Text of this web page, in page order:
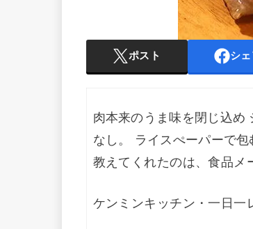
ポスト シ
肉本来のうま味を閉じ込め
なし。 ライスぺーパーで包
教えてくれたのは、食品メ
ケンミンキッチン・一日